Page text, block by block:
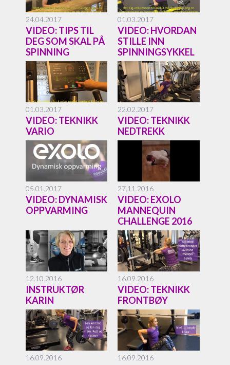
24.04.2017
VIDEO: TIPS TIL
DEG SOM SKAL PÅ
SPINNING
01.03.2017
VIDEO: HVORDAN
STILLE INN
SPINNINGSYKKEL
01.03.2017
VIDEO: TEKNIKK
VARIO
22.02.2017
VIDEO: TEKNIKK
NEDTREKK
05.01.2017
VIDEO: DYNAMISK
OPPVARMING
27.11.2016
VIDEO: EXOLO
MANNEQUIN
CHALLENGE 2016
12.10.2016
INSTRUKTØR
KARIN
16.09.2016
VIDEO: TEKNIKK
FRONTBØY
16.09.2016 16.09.2016